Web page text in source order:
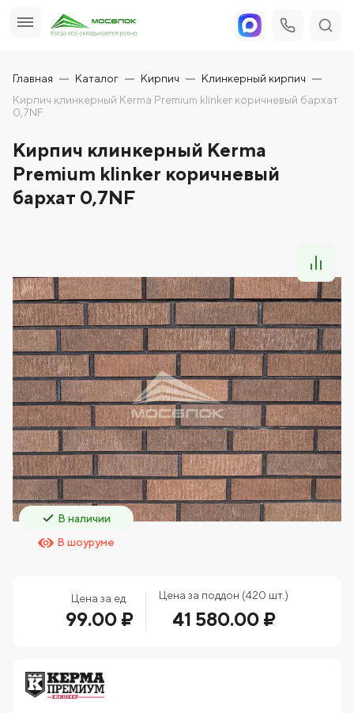
Главная Каталог Кирпич
Клинкерный кирпич
Кирпич клинкерный Kerma Premium klinker коричневый бархат
0,7NF
Кирпич клинкерный Kerma
Premium klinker коричневый
бархат 0,7NF
В наличии
В шоуруме
Цена за ед.
99.00 ₽
Цена за поддон (420 шт.)
41 580.00 ₽